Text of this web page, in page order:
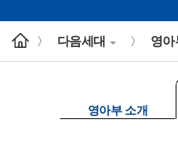
> 다음세대 > 영아
영아부 소개